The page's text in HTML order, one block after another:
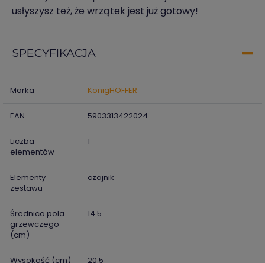
usłyszysz też, że wrzątek jest już gotowy!
SPECYFIKACJA
Marka KonigHOFFER
EAN 5903313422024
Liczba
elementów
1
Elementy
zestawu
czajnik
Średnica pola
grzewczego
(cm)
14.5
Wysokość (cm) 20.5